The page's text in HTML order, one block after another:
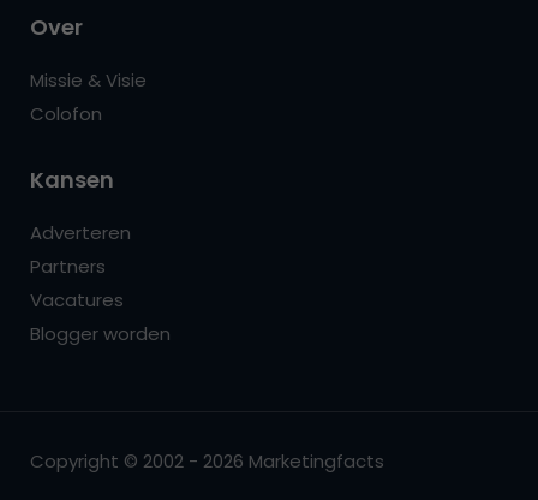
Over
Missie & Visie
Colofon
Kansen
Adverteren
Partners
Vacatures
Blogger worden
Copyright © 2002 - 2026 Marketingfacts